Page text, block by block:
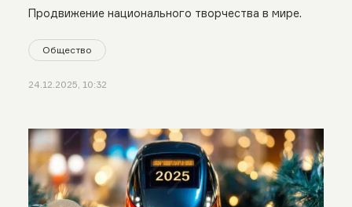
Продвижение национального творчества в мире.
Общество
24.12.2025, 10:32